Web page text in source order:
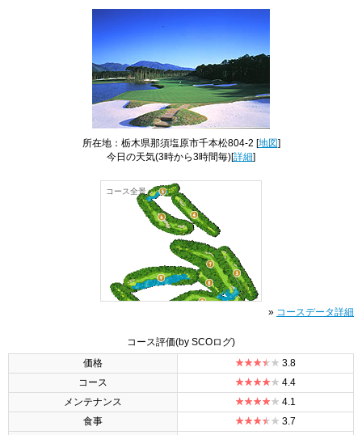
所在地：栃木県那須塩原市千本松804-2 [地図]
今日の天気(3時から3時間毎)[詳細]
コース全景
» コースデータ詳細
コース評価(by SCOログ)
価格
3.8
コース
4.4
メンテナンス
4.1
食事
3.7